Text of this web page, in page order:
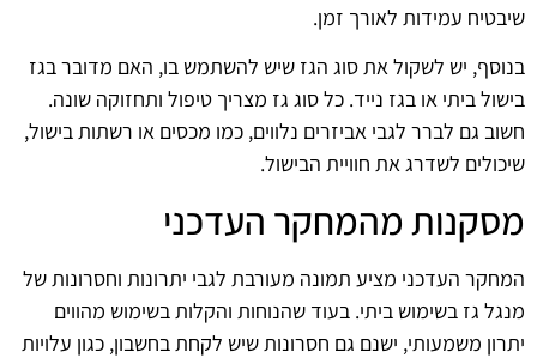
שיבטיח עמידות לאורך זמן.
בנוסף, יש לשקול את סוג הגז שיש להשתמש בו, האם מדובר בגז
בישול ביתי או בגז נייד. כל סוג גז מצריך טיפול ותחזוקה שונה.
חשוב גם לברר לגבי אביזרים נלווים, כמו מכסים או רשתות בישול,
שיכולים לשדרג את חוויית הבישול.
מסקנות מהמחקר העדכני
המחקר העדכני מציע תמונה מעורבת לגבי יתרונות וחסרונות של
מנגל גז בשימוש ביתי. בעוד שהנוחות והקלות בשימוש מהווים
יתרון משמעותי, ישנם גם חסרונות שיש לקחת בחשבון, כגון עלויות